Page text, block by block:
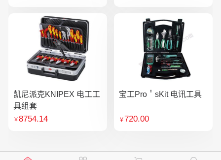
凯尼派克KNIPEX 电工工
具组套
￥8754.14
宝工Pro＇sKit 电讯工具
￥720.00